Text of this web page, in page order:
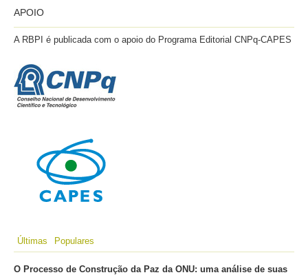
APOIO
A RBPI é publicada com o apoio do Programa Editorial CNPq-CAPES
Últimas Populares
O Processo de Construção da Paz da ONU: uma análise de suas